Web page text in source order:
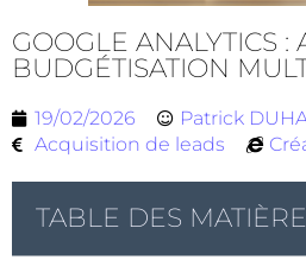
GOOGLE ANALYTICS :
BUDGÉTISATION
19/02/2026 Patrick
Acquisition de leads
TABLE DES